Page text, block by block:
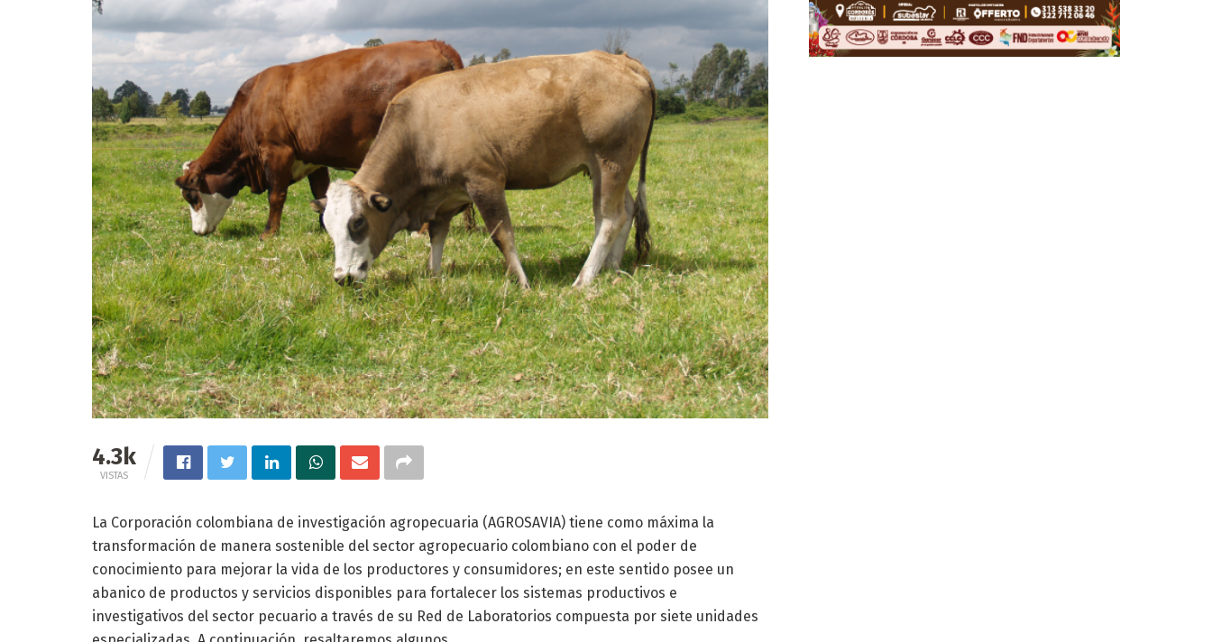
4.3k
VISTAS
La Corporación colombiana de investigación agropecuaria (AGROSAVIA) tiene como máxima la
transformación de manera sostenible del sector agropecuario colombiano con el poder de
conocimiento para mejorar la vida de los productores y consumidores; en este sentido posee un
abanico de productos y servicios disponibles para fortalecer los sistemas productivos e
investigativos del sector pecuario a través de su Red de Laboratorios compuesta por siete unidades